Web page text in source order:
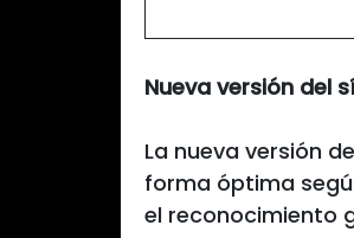
Nueva versión del
La nueva versión
forma óptima
el reconocimiento